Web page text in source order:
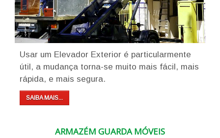
Usar um Elevador Exterior é particularmente
útil, a mudança torna-se muito mais fácil, mais
rápida, e mais segura.
SAIBA MAIS...
ARMAZÉM GUARDA MÓVEIS